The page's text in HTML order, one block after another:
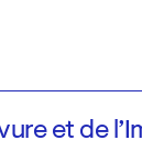
et de